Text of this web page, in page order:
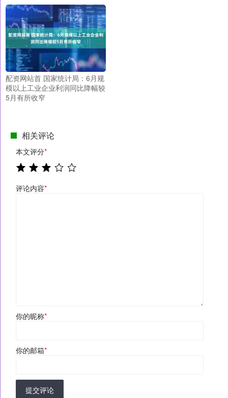
配资网站首 国家统计局：6月规
模以上工业企业利润同比降幅较
5月有所收窄
相关评论
本文评分*
评论内容*
你的昵称*
你的邮箱*
提交评论